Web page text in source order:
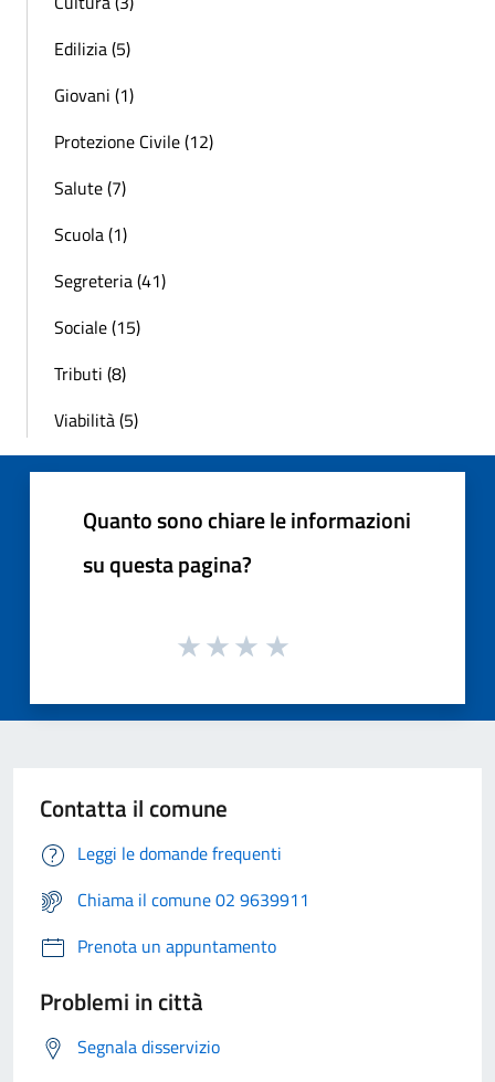
Edilizia (5)
Giovani (1)
Protezione Civile (12)
Salute (7)
Scuola (1)
Segreteria (41)
Sociale (15)
Tributi (8)
Viabilità (5)
Quanto sono chiare le informazioni
su questa pagina?
Contatta il comune
Leggi le domande frequenti
Chiama il comune 02 9639911
Prenota un appuntamento
Problemi in città
Segnala disservizio